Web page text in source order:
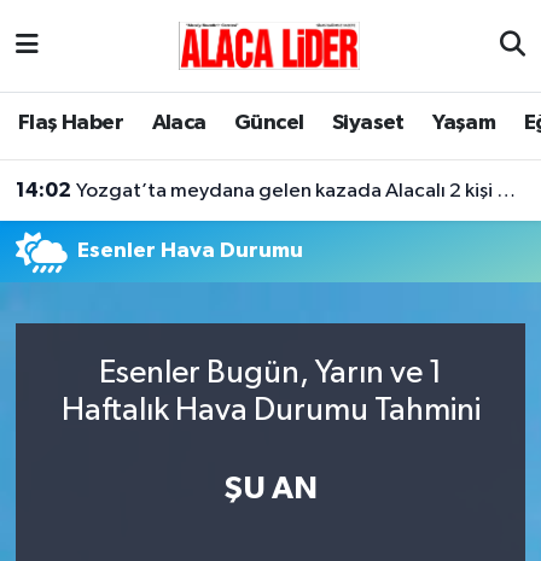
Flaş Haber Alaca Güncel Siyaset Yaşam
14:02 Yozgat’ta meydana gelen kazada Alacalı 2 kişi hayatını kaybetti
Esenler Hava Durumu
Esenler Bugün, Yarın ve 1
Haftalık Hava Durumu Tahmini
ŞU AN
Çorum Nöbetçi Eczaneler
Tüm Manşetler